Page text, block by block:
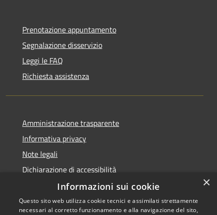
Prenotazione appuntamento
Segnalazione disservizio
Leggi le FAQ
Richiesta assistenza
Amministrazione trasparente
Informativa privacy
Note legali
Dichiarazione di accessibilità
×
Informazioni sui cookie
Questo sito web utilizza cookie tecnici e assimilati strettamente
necessari al corretto funzionamento e alla navigazione del sito,